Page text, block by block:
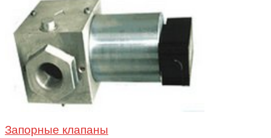
Запорные клапаны